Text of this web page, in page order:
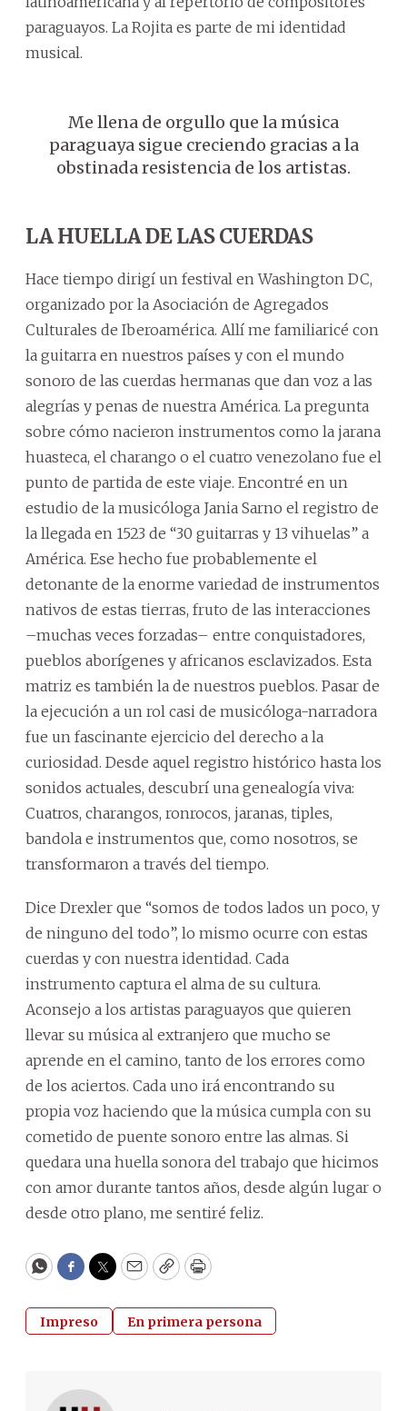
paraguayos. La Rojita es parte de mi identidad
musical.
Me llena de orgullo que la música
paraguaya sigue creciendo gracias a la
obstinada resistencia de los artistas.
LA HUELLA DE LAS CUERDAS
Hace tiempo dirigí un festival en Washington DC,
organizado por la Asociación de Agregados
Culturales de Iberoamérica. Allí me familiaricé con
la guitarra en nuestros países y con el mundo
sonoro de las cuerdas hermanas que dan voz a las
alegrías y penas de nuestra América. La pregunta
sobre cómo nacieron instrumentos como la jarana
huasteca, el charango o el cuatro venezolano fue el
punto de partida de este viaje. Encontré en un
estudio de la musicóloga Jania Sarno el registro de
la llegada en 1523 de “30 guitarras y 13 vihuelas” a
América. Ese hecho fue probablemente el
detonante de la enorme variedad de instrumentos
nativos de estas tierras, fruto de las interacciones
–muchas veces forzadas– entre conquistadores,
pueblos aborígenes y africanos esclavizados. Esta
matriz es también la de nuestros pueblos. Pasar de
la ejecución a un rol casi de musicóloga-narradora
fue un fascinante ejercicio del derecho a la
curiosidad. Desde aquel registro histórico hasta los
sonidos actuales, descubrí una genealogía viva:
Cuatros, charangos, ronrocos, jaranas, tiples,
bandola e instrumentos que, como nosotros, se
transformaron a través del tiempo.
Dice Drexler que “somos de todos lados un poco, y
de ninguno del todo”, lo mismo ocurre con estas
cuerdas y con nuestra identidad. Cada
instrumento captura el alma de su cultura.
Aconsejo a los artistas paraguayos que quieren
llevar su música al extranjero que mucho se
aprende en el camino, tanto de los errores como
de los aciertos. Cada uno irá encontrando su
propia voz haciendo que la música cumpla con su
cometido de puente sonoro entre las almas. Si
quedara una huella sonora del trabajo que hicimos
con amor durante tantos años, desde algún lugar o
desde otro plano, me sentiré feliz.
WhatsApp
Facebook
Twitter
EmailCopyPrint
Impreso En primera persona